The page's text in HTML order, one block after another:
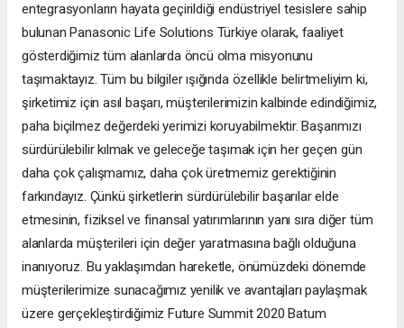
entegrasyonların hayata geçirildiği endüstriyel tesislere sahip
bulunan Panasonic Life Solutions Türkiye olarak, faaliyet
gösterdiğimiz tüm alanlarda öncü olma misyonunu
taşımaktayız. Tüm bu bilgiler ışığında özellikle belirtmeliyim ki,
şirketimiz için asıl başarı, müşterilerimizin kalbinde edindiğimiz,
paha biçilmez değerdeki yerimizi koruyabilmektir. Başarımızı
sürdürülebilir kılmak ve geleceğe taşımak için her geçen gün
daha çok çalışmamız, daha çok üretmemiz gerektiğinin
farkındayız. Çünkü şirketlerin sürdürülebilir başarılar elde
etmesinin, fiziksel ve finansal yatırımlarının yanı sıra diğer tüm
alanlarda müşterileri için değer yaratmasına bağlı olduğuna
inanıyoruz. Bu yaklaşımdan hareketle, önümüzdeki dönemde
müşterilerimize sunacağımız yenilik ve avantajları paylaşmak
üzere gerçekleştirdiğimiz Future Summit 2020 Batum